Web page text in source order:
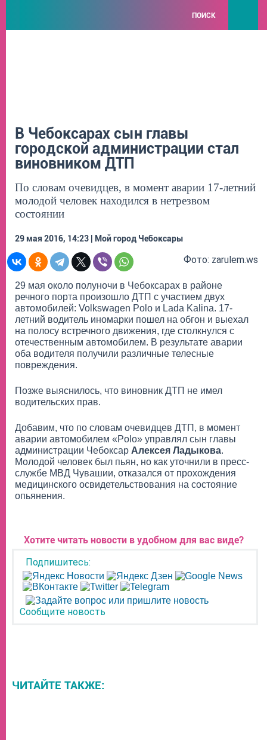
ПОИСК
В Чебоксарах сын главы
городской администрации стал
виновником ДТП
По словам очевидцев, в момент аварии 17-летний
молодой человек находился в нетрезвом
состоянии
29 мая 2016, 14:23 | Мой город Чебоксары
Фото: zarulem.ws
29 мая около полуночи в Чебоксарах в районе
речного порта произошло ДТП с участием двух
автомобилей: Volkswagen Polo и Lada Kalina. 17-
летний водитель иномарки пошел на обгон и выехал
на полосу встречного движения, где столкнулся с
отечественным автомобилем. В результате аварии
оба водителя получили различные телесные
повреждения.
Позже выяснилось, что виновник ДТП не имел
водительских прав.
Добавим, что по словам очевидцев ДТП, в момент
аварии автомобилем «Polo» управлял сын главы
администрации Чебоксар Алексея Ладыкова.
Молодой человек был пьян, но как уточнили в пресс-
службе МВД Чувашии, отказался от прохождения
медицинского освидетельствования на состояние
опьянения.
Хотите читать новости в удобном для вас виде?
Подпишитесь:
Сообщите новость
ЧИТАЙТЕ ТАКЖЕ: